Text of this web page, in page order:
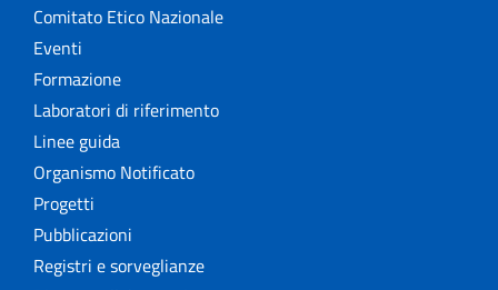
Comitato Etico Nazionale
Eventi
Formazione
Laboratori di riferimento
Linee guida
Organismo Notificato
Progetti
Pubblicazioni
Registri e sorveglianze